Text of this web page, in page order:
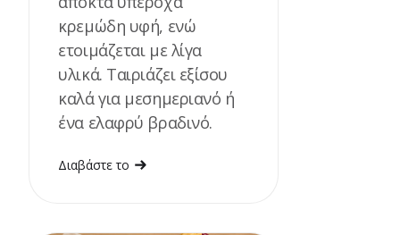
κρεμώδη υφή, ενώ
ετοιμάζεται με λίγα
υλικά. Ταιριάζει εξίσου
καλά για μεσημεριανό ή
ένα ελαφρύ βραδινό.
Διαβάστε το